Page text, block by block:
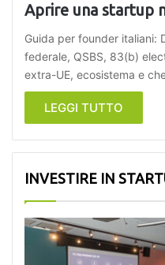
Aprire una startup
Guida per founder italiani:
federale, QSBS, 83(b)
extra-UE, ecosistema e
LEGGI TUTTO
INVESTIRE IN